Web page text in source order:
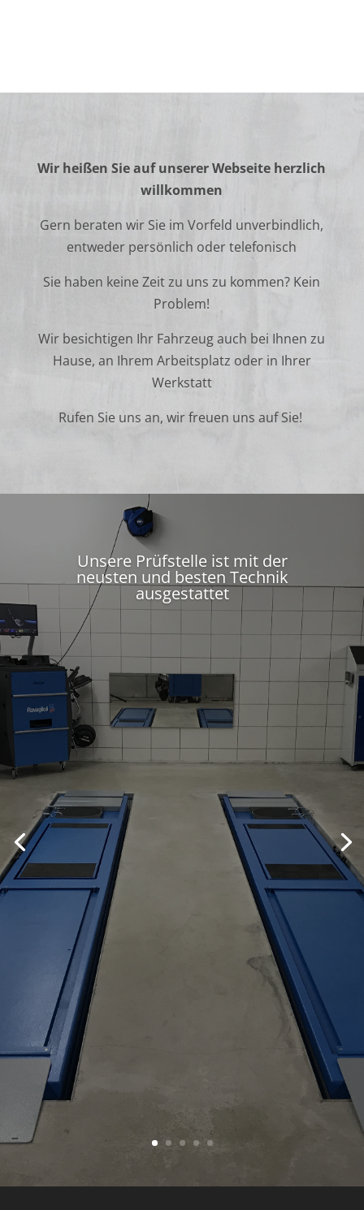
Wir heißen Sie auf unserer Webseite herzlich
willkommen
Gern beraten wir Sie im Vorfeld unverbindlich,
entweder persönlich oder telefonisch
Sie haben keine Zeit zu uns zu kommen? Kein
Problem!
Wir besichtigen Ihr Fahrzeug auch bei Ihnen zu
Hause, an Ihrem Arbeitsplatz oder in Ihrer
Werkstatt
Rufen Sie uns an, wir freuen uns auf Sie!
Unsere Prüfstelle ist mit der
neusten und besten Technik
ausgestattet